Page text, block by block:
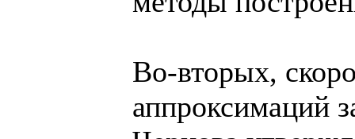
Во-вторых,
аппроксимаций